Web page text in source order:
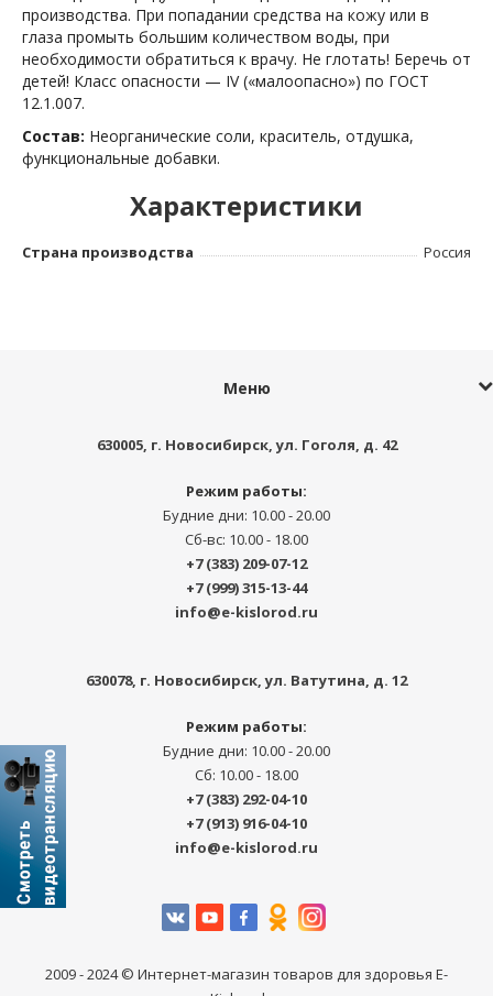
производства. При попадании средства на кожу или в
глаза промыть большим количеством воды, при
необходимости обратиться к врачу. Не глотать! Беречь от
детей! Класс опасности — IV («малоопасно») по ГОСТ
12.1.007.
Состав: Неорганические соли, краситель, отдушка,
функциональные добавки.
Характеристики
Страна производства Россия
Меню
630005, г. Новосибирск,ул. Гоголя, д. 42
Режим работы:
Будние дни: 10.00 - 20.00
Сб-вс: 10.00 - 18.00
+7 (383) 209-07-12
+7 (999) 315-13-44
info@e-kislorod.ru
630078, г. Новосибирск ,ул. Ватутина, д. 12
Режим работы:
Будние дни: 10.00 - 20.00
Сб: 10.00 - 18.00
+7 (383) 292-04-10
+7 (913) 916-04-10
info@e-kislorod.ru
2009 - 2024 © Интернет-магазин товаров для здоровья E-